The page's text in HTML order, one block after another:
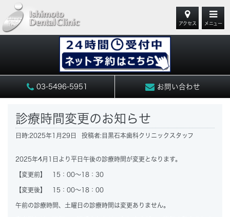
アクセス メニュー
03-5496-5951 お問い合わせ
診療時間変更のお知らせ
日時:2025年1月29日 投稿者: 目黒石本歯科クリニックスタッフ
2025年4月1日より平日午後の診療時間が変更となります。
【変更前】 15：00～18：30
【変更後】 15：00～18：00
午前の診療時間、土曜日の診療時間は変更ありません。